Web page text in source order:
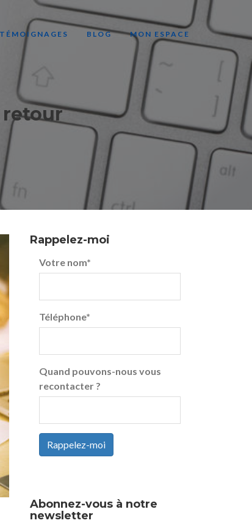
TÉMOIGNAGES BLOG MON ESPACE
retour
Rappelez-moi
Votre nom*
Téléphone*
Quand pouvons-nous vous
recontacter ?
Rappelez-moi
Abonnez-vous à notre
newsletter